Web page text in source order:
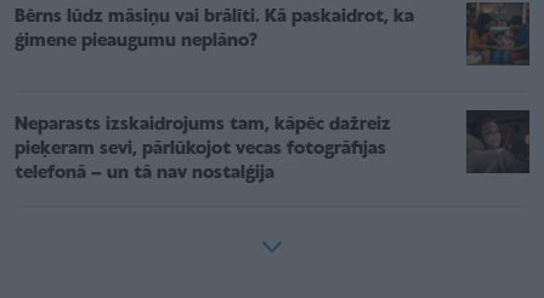
Bērns lūdz māsiņu vai brālīti. Kā paskaidrot, ka
ģimene pieaugumu neplāno?
Neparasts izskaidrojums tam, kāpēc dažreiz
pieķeram sevi, pārlūkojot vecas fotogrāfijas
telefonā – un tā nav nostalģija